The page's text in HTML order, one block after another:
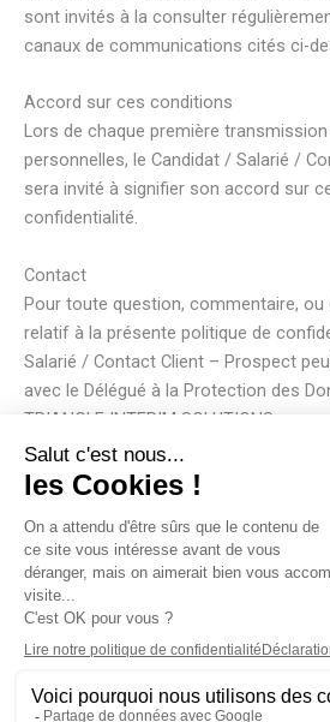
sont invités à la consulter
canaux de communications cités ci-
Accord sur ces conditions
Lors de chaque première
personnelles, le Candidat / Salarié /
sera invité à signifier son accord sur
confidentialité.
Contact
Pour toute question, commentaire, ou
relatif à la présente politique de
Salarié / Contact Client – Prospect
avec le Délégué à la Protection des
TRIANGLE INTERIM SOLUTIONS par
suivante :
A l’attention du Délégué à la Protection
11 avenue de l’Ados
95800 Cergy utilisez ce dernier. Les
du service Gravatar sont disponibles ici :
https://automattic.com/privacy/. Après
à coté de votre commentaire.